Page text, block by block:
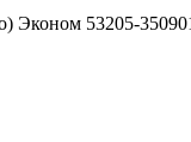
Эконом 53205-